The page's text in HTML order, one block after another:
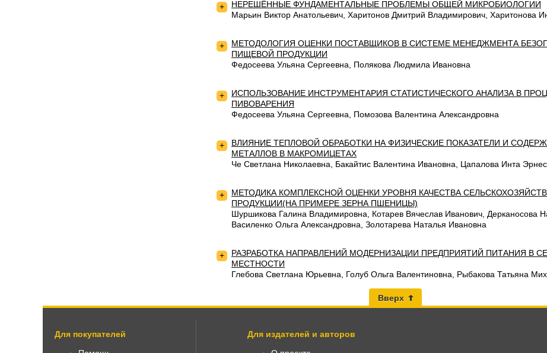
+ НЕРЕШЁННЫЕ ФУНДАМЕНТАЛЬНЫЕ ПРОБЛЕМЫ ОБЩЕЙ МИКРОБИОЛОГИИ
Марьин Виктор Анатольевич, Харитонов Дмитрий Владимирович, Харитонова
+
МЕТОДОЛОГИЯ ОЦЕНКИ ПОСТАВЩИКОВ В СИСТЕМЕ МЕНЕДЖМЕНТА
ПИЩЕВОЙ ПРОДУКЦИИ
Федосеева Ульяна Сергеевна, Полякова Людмила Ивановна
+
ИСПОЛЬЗОВАНИЕ ИНСТРУМЕНТАРИЯ СТАТИСТИЧЕСКОГО АНАЛИЗА В
ПИВОВАРЕНИЯ
Федосеева Ульяна Сергеевна, Помозова Валентина Александровна
+
ВЛИЯНИЕ ТЕПЛОВОЙ ОБРАБОТКИ НА ФИЗИЧЕСКИЕ ПОКАЗАТЕЛИ И
МЕТАЛЛОВ В МАКРОМИЦЕТАХ
Че Светлана Николаевна, Бакайтис Валентина Ивановна, Цапалова Инта
+
МЕТОДИКА КОМПЛЕКСНОЙ ОЦЕНКИ УРОВНЯ КАЧЕСТВА
ПРОДУКЦИИ(НА ПРИМЕРЕ ЗЕРНА ПШЕНИЦЫ)
Шуршикова Галина Владимировна, Котарев Вячеслав Иванович, Дерканосова
Василенко Ольга Александровна, Золотарева Наталья Ивановна
+
РАЗРАБОТКА НАПРАВЛЕНИЙ МОДЕРНИЗАЦИИ ПРЕДПРИЯТИЙ ПИТАНИЯ В
МЕСТНОСТИ
Глебова Светлана Юрьевна, Голуб Ольга Валентиновна, Рыбакова Татьяна
Вверх
Для покупателей
Для издателей и авторов